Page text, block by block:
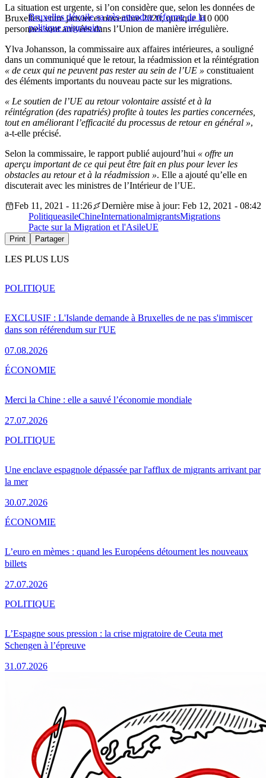
Bruxelles dévoile sa très attendue réforme de la
politique migratoire
La situation est urgente, si l’on considère que, selon les données de
Bruxelles, entre janvier et novembre 2020, quelque 110 000
personnes sont arrivées dans l’Union de manière irrégulière.
Ylva Johansson, la commissaire aux affaires intérieures, a souligné
dans un communiqué que le retour, la réadmission et la réintégration
« de ceux qui ne peuvent pas rester au sein de l’UE » constituaient
des éléments importants du nouveau pacte sur les migrations.
« Le soutien de l’UE au retour volontaire assisté et à la
réintégration (des rapatriés) profite à toutes les parties concernées,
tout en améliorant l’efficacité du processus de retour en général »,
a-t-elle précisé.
Selon la commissaire, le rapport publié aujourd’hui « offre un
aperçu important de ce qui peut être fait en plus pour lever les
obstacles au retour et à la réadmission ». Elle a ajouté qu’elle en
discuterait avec les ministres de l’Intérieur de l’UE.
Feb 11, 2021 - 11:26
Dernière mise à jour: Feb 12, 2021 - 08:42
PolitiqueasileChineInternationalmigrantsMigrations
Pacte sur la Migration et l'AsileUE
Print Partager
LES PLUS LUS
EXCLUSIF : L'Islande demande à Bruxelles de ne pas s'immiscer
dans son référendum sur l'UE
07.08.2026
POLITIQUE
Merci la Chine : elle a sauvé l’économie mondiale
27.07.2026
ÉCONOMIE
Une enclave espagnole dépassée par l'afflux de migrants arrivant par
la mer
30.07.2026
POLITIQUE
L’euro en mèmes : quand les Européens détournent les nouveaux
billets
27.07.2026
ÉCONOMIE
L’Espagne sous pression : la crise migratoire de Ceuta met
Schengen à l’épreuve
31.07.2026
POLITIQUE